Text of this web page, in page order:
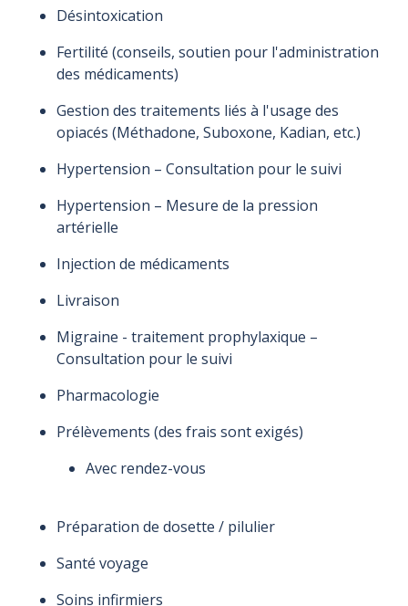
Désintoxication
Fertilité (conseils, soutien pour l'administration
des médicaments)
Gestion des traitements liés à l'usage des
opiacés (Méthadone, Suboxone, Kadian, etc.)
Hypertension – Consultation pour le suivi
Hypertension – Mesure de la pression
artérielle
Injection de médicaments
Livraison
Migraine - traitement prophylaxique –
Consultation pour le suivi
Pharmacologie
Prélèvements (des frais sont exigés)
Avec rendez-vous
Préparation de dosette / pilulier
Santé voyage
Soins infirmiers